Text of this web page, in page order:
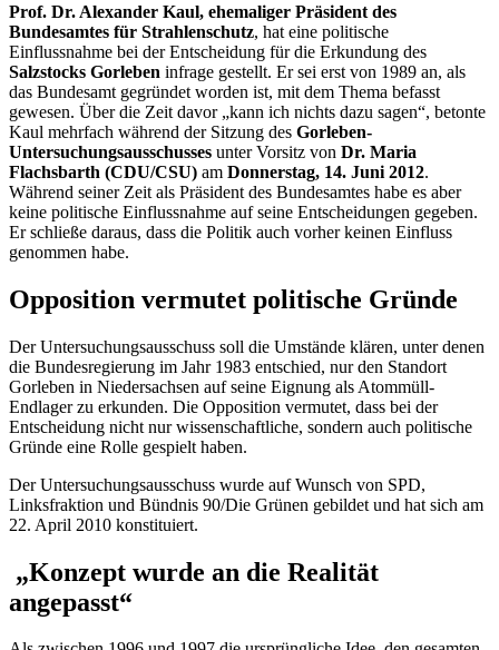
Prof. Dr. Alexander Kaul, ehemaliger Präsident des
Bundesamtes für Strahlenschutz, hat eine politische
Einflussnahme bei der Entscheidung für die Erkundung des
Salzstocks Gorleben infrage gestellt. Er sei erst von 1989 an, als
das Bundesamt gegründet worden ist, mit dem Thema befasst
gewesen. Über die Zeit davor „kann ich nichts dazu sagen“, betonte
Kaul mehrfach während der Sitzung des Gorleben-
Untersuchungsausschusses unter Vorsitz von Dr. Maria
Flachsbarth (CDU/CSU) am Donnerstag, 14. Juni 2012.
Während seiner Zeit als Präsident des Bundesamtes habe es aber
keine politische Einflussnahme auf seine Entscheidungen gegeben.
Er schließe daraus, dass die Politik auch vorher keinen Einfluss
genommen habe.
Opposition vermutet politische Gründe
Der Untersuchungsausschuss soll die Umstände klären, unter denen
die Bundesregierung im Jahr 1983 entschied, nur den Standort
Gorleben in Niedersachsen auf seine Eignung als Atommüll-
Endlager zu erkunden. Die Opposition vermutet, dass bei der
Entscheidung nicht nur wissenschaftliche, sondern auch politische
Gründe eine Rolle gespielt haben.
Der Untersuchungsausschuss wurde auf Wunsch von SPD,
Linksfraktion und Bündnis 90/Die Grünen gebildet und hat sich am
22. April 2010 konstituiert.
„Konzept wurde an die Realität
angepasst“